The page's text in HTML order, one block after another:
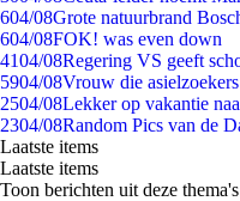
604/08Grote natuurbrand
604/08FOK! was even down
4104/08Regering VS geeft
5904/08Vrouw die
2504/08Lekker op vakantie
2304/08Random Pics van de
Laatste items
Laatste items
Toon berichten uit deze thema's